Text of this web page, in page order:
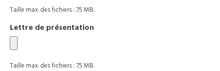
Taille max. des fichiers : 75 MB.
Lettre de présentation
Taille max. des fichiers : 75 MB.